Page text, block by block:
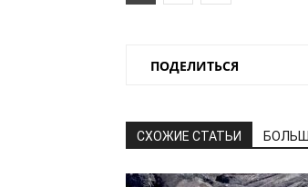
ПОДЕЛИТЬСЯ
СХОЖИЕ СТАТЬИ